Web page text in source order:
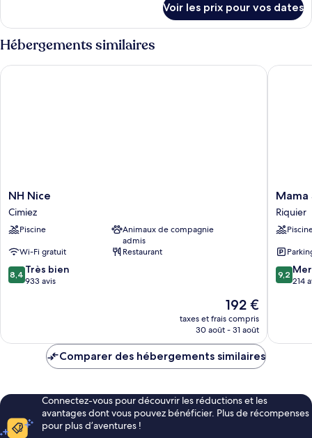
chambre :
Triple
Room
le
type
de
chambre
Triple
Voir les prix pour vos dates
Hébergements similaires
NH
Nice
Cimiez
NH Nice
Cimiez
Piscine
Animaux de compagnie
admis
Wi-Fi gratuit
Restaurant
8.4
sur
8,4 Très bien
933 avis
Le
nouveau
prix
de
192 €
taxes et frais compris
30 août - 31 août
NH Nice
Mama
Shelter
Nice
Riquier
Mama
Riquier
9.2
sur
9,2
214
Mama
Comparer des hébergements similaires
Connectez-vous pour découvrir les réductions et les
avantages dont vous pouvez bénéficier. Plus de récompenses
pour plus d’aventures !